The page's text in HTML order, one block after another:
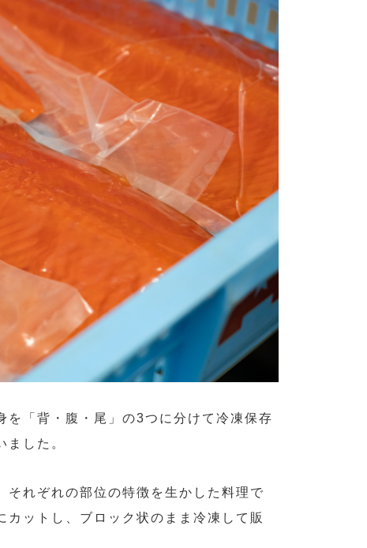
を「背・腹・尾」の3つに分けて冷凍保存
ました。
れぞれの部位の特徴を生かした料理で
ットし、ブロック状のまま冷凍して販